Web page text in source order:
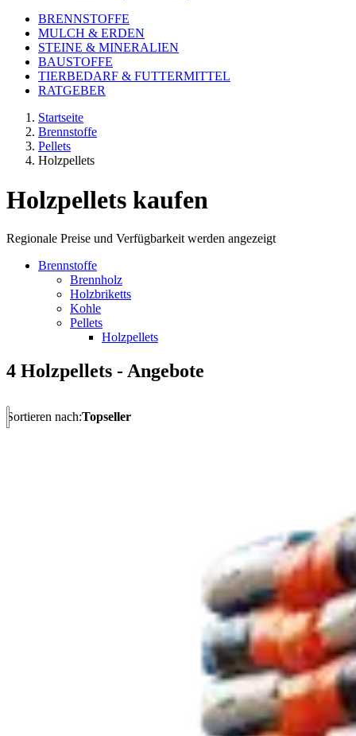
BRENNSTOFFE
MULCH & ERDEN
STEINE & MINERALIEN
BAUSTOFFE
TIERBEDARF & FUTTERMITTEL
RATGEBER
Startseite
Brennstoffe
Pellets
Holzpellets
Holzpellets kaufen
Regionale Preise und Verfügbarkeit werden angezeigt
Brennstoffe
Brennholz
Holzbriketts
Kohle
Pellets
Holzpellets
4 Holzpellets - Angebote
Sortieren nach:Topseller